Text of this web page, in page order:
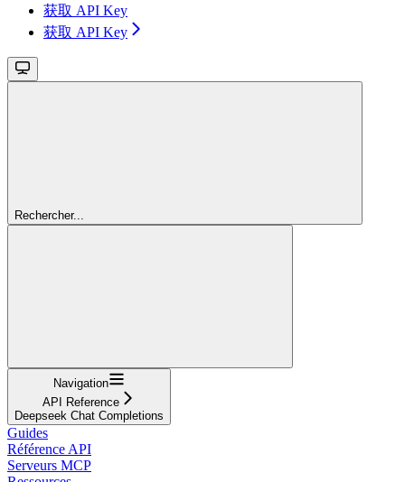
获取 API Key
获取 API Key
Rechercher...
Navigation
API Reference
Deepseek Chat Completions
Guides
Référence API
Serveurs MCP